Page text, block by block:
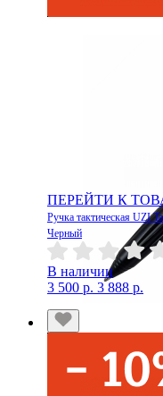
ПЕРЕЙТИ К
Ручка тактическая UZI
Черный
В наличии
3 500 р. 3 888 р.